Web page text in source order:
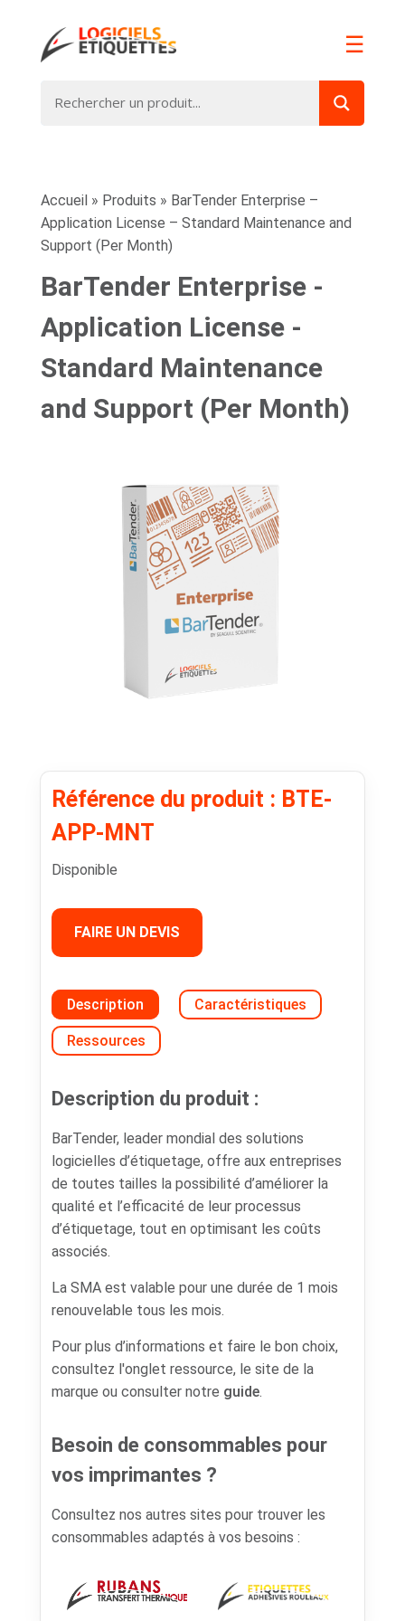
☰
Accueil » Produits » BarTender Enterprise –
Application License – Standard Maintenance and
Support (Per Month)
BarTender Enterprise -
Application License -
Standard Maintenance
and Support (Per Month)
Référence du produit : BTE-
APP-MNT
Disponible
FAIRE UN DEVIS
Description Caractéristiques
Ressources
Description du produit :
BarTender, leader mondial des solutions
logicielles d’étiquetage, offre aux entreprises
de toutes tailles la possibilité d’améliorer la
qualité et l’efficacité de leur processus
d’étiquetage, tout en optimisant les coûts
associés.
La SMA est valable pour une durée de 1 mois
renouvelable tous les mois.
Pour plus d’informations et faire le bon choix,
consultez l'onglet ressource, le site de la
marque ou consulter notre guide.
Besoin de consommables pour
vos imprimantes ?
Consultez nos autres sites pour trouver les
consommables adaptés à vos besoins :